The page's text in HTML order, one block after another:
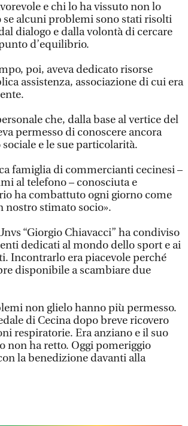
e chi lo ha vissuto non lo
alcuni problemi sono stati risolti
dialogo e dalla volontà di cercare
d’equilibrio.
poi, aveva dedicato risorse
assistenza, associazione di cui era
che, dalla base al vertice del
permesso di conoscere ancora
e le sue particolarità.
famiglia di commercianti cecinesi –
al telefono – conosciuta e
ha combattuto ogni giorno come
nostro stimato socio».
“Giorgio Chiavacci” ha condiviso
dedicati al mondo dello sport e ai
Incontrarlo era piacevole perché
disponibile a scambiare due
non glielo hanno più permesso.
di Cecina dopo breve ricovero
respiratorie. Era anziano e il suo
non ha retto. Oggi pomeriggio
la benedizione davanti alla